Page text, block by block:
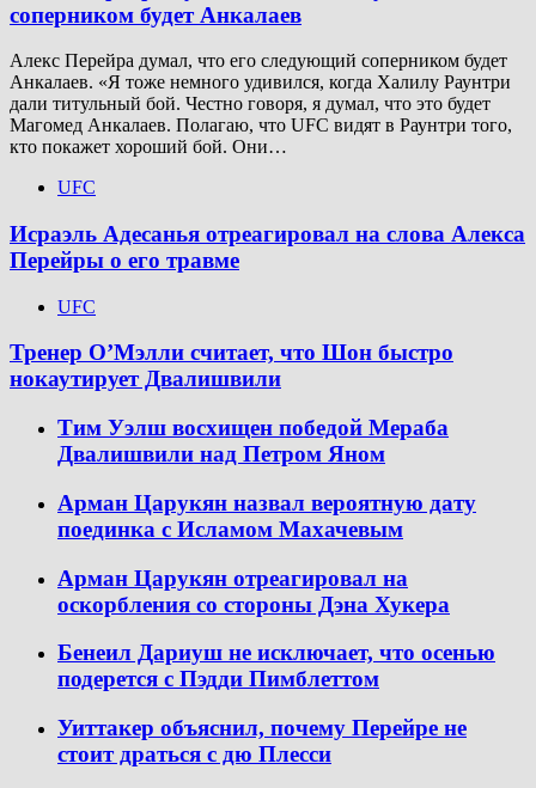
соперником будет Анкалаев
Алекс Перейра думал, что его следующий соперником будет
Анкалаев. «Я тоже немного удивился, когда Халилу Раунтри
дали титульный бой. Честно говоря, я думал, что это будет
Магомед Анкалаев. Полагаю, что UFC видят в Раунтри того,
кто покажет хороший бой. Они…
UFC
Исраэль Адесанья отреагировал на слова Алекса
Перейры о его травме
UFC
Тренер О’Мэлли считает, что Шон быстро
нокаутирует Двалишвили
Тим Уэлш восхищен победой Мераба
Двалишвили над Петром Яном
Арман Царукян назвал вероятную дату
поединка с Исламом Махачевым
Арман Царукян отреагировал на
оскорбления со стороны Дэна Хукера
Бенеил Дариуш не исключает, что осенью
подерется с Пэдди Пимблеттом
Уиттакер объяснил, почему Перейре не
стоит драться с дю Плесси